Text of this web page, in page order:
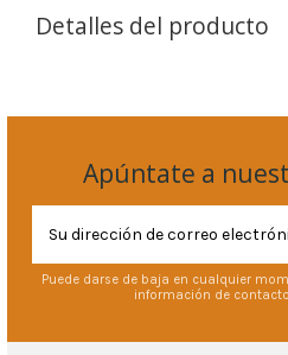
Detalles del producto
Apúntate a
Puede darse de baja en cualquier
información de